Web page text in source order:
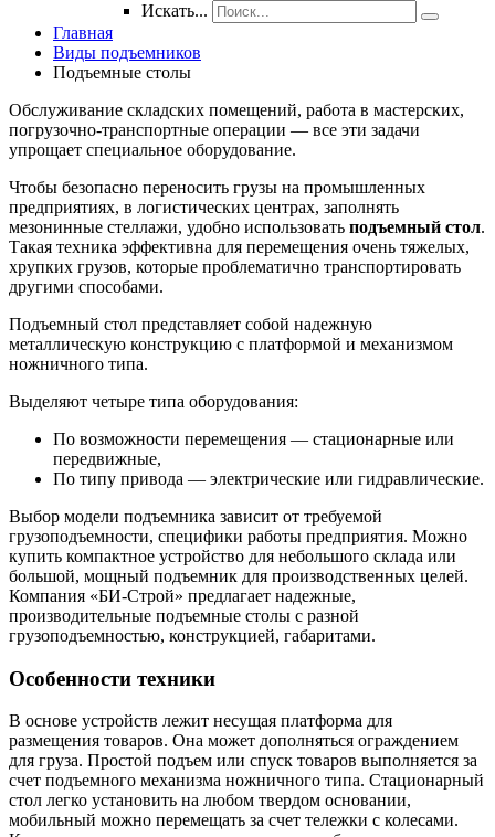
Искать...
Главная
Виды подъемников
Подъемные столы
Обслуживание складских помещений, работа в мастерских,
погрузочно-транспортные операции — все эти задачи
упрощает специальное оборудование.
Чтобы безопасно переносить грузы на промышленных
предприятиях, в логистических центрах, заполнять
мезонинные стеллажи, удобно использовать подъемный стол.
Такая техника эффективна для перемещения очень тяжелых,
хрупких грузов, которые проблематично транспортировать
другими способами.
Подъемный стол представляет собой надежную
металлическую конструкцию с платформой и механизмом
ножничного типа.
Выделяют четыре типа оборудования:
По возможности перемещения — стационарные или
передвижные,
По типу привода — электрические или гидравлические.
Выбор модели подъемника зависит от требуемой
грузоподъемности, специфики работы предприятия. Можно
купить компактное устройство для небольшого склада или
большой, мощный подъемник для производственных целей.
Компания «БИ-Строй» предлагает надежные,
производительные подъемные столы с разной
грузоподъемностью, конструкцией, габаритами.
Особенности техники
В основе устройств лежит несущая платформа для
размещения товаров. Она может дополняться ограждением
для груза. Простой подъем или спуск товаров выполняется за
счет подъемного механизма ножничного типа. Стационарный
стол легко установить на любом твердом основании,
мобильный можно перемещать за счет тележки с колесами.